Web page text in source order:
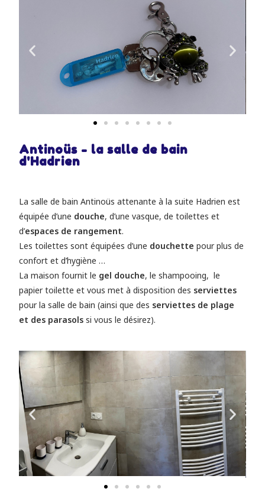
Antinoüs - la salle de bain
d'Hadrien
La salle de bain Antinoüs attenante à la suite Hadrien est
équipée d’une douche, d’une vasque, de toilettes et
d’espaces de rangement.
Les toilettes sont équipées d’une douchette pour plus de
confort et d’hygiène …
La maison fournit le gel douche, le shampooing, le
papier toilette et vous met à disposition des serviettes
pour la salle de bain (ainsi que des serviettes de plage
et des parasols si vous le désirez).